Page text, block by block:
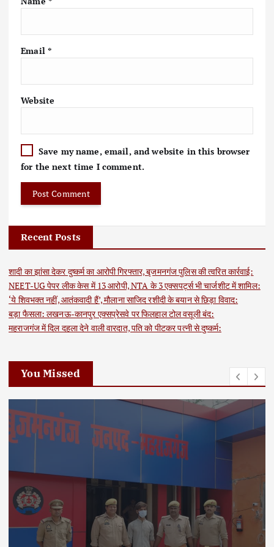
Email *
Website
Save my name, email, and website in this browser
for the next time I comment.
Recent Posts
शादी का झांसा देकर दुष्कर्म का आरोपी गिरफ्तार, बृजमनगंज पुलिस की त्वरित कार्रवाई:
NEET-UG पेपर लीक केस में 13 आरोपी, NTA के 3 एक्सपर्ट्स भी चार्जशीट में शामिल:
‘ये शिवभक्त नहीं, आतंकवादी हैं’, मौलाना साजिद रशीदी के बयान से छिड़ा विवाद:
बड़ा फैसला: लखनऊ-कानपुर एक्सप्रेसवे पर फिलहाल टोल वसूली बंद:
महराजगंज में दिल दहला देने वाली वारदात, पति को पीटकर पत्नी से दुष्कर्म:
You Missed